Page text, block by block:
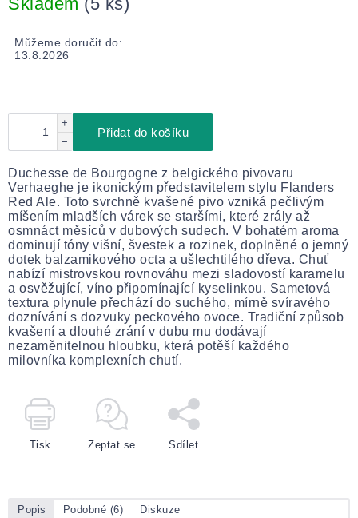
Můžeme doručit do:
13.8.2026
+
−
Přidat do košíku
Duchesse de Bourgogne z belgického pivovaru
Verhaeghe je ikonickým představitelem stylu Flanders
Red Ale. Toto svrchně kvašené pivo vzniká pečlivým
míšením mladších várek se staršími, které zrály až
osmnáct měsíců v dubových sudech. V bohatém aroma
dominují tóny višní, švestek a rozinek, doplněné o jemný
dotek balzamikového octa a ušlechtilého dřeva. Chuť
nabízí mistrovskou rovnováhu mezi sladovostí karamelu
a osvěžující, víno připomínající kyselinkou. Sametová
textura plynule přechází do suchého, mírně svíravého
doznívání s dozvuky peckového ovoce. Tradiční způsob
kvašení a dlouhé zrání v dubu mu dodávají
nezaměnitelnou hloubku, která potěší každého
milovníka komplexních chutí.
Tisk Zeptat se Sdílet
Popis Podobné (6) Diskuze